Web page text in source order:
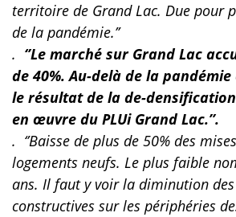
territoire de Grand Lac. Due pour
de la pandémie.’’
. ‘’Le marché sur Grand Lac
de 40%. Au-delà de la
le résultat de la de-
en œuvre du PLUi Grand Lac.’’.
. ‘’Baisse de plus de 50% des
logements neufs. Le plus faible
ans. Il faut y voir la diminution
constructives sur les périphéries